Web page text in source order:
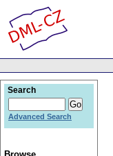
Search
Advanced Search